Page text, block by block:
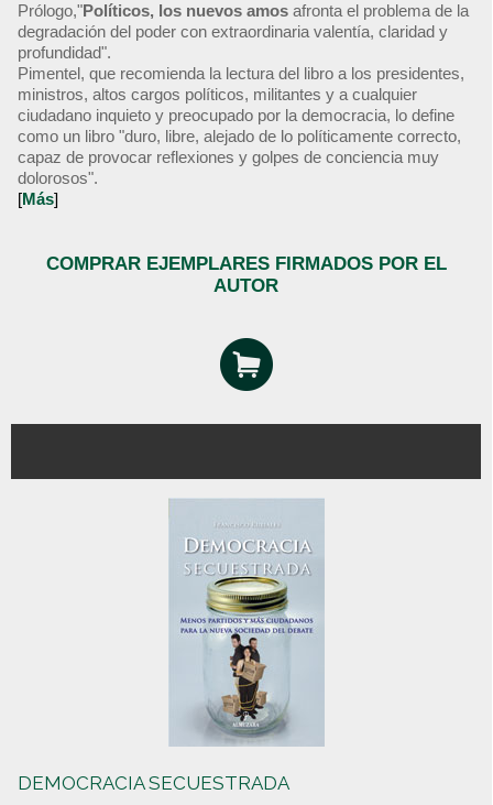
Prólogo,"Políticos, los nuevos amos afronta el problema de la
degradación del poder con extraordinaria valentía, claridad y
profundidad".
Pimentel, que recomienda la lectura del libro a los presidentes,
ministros, altos cargos políticos, militantes y a cualquier
ciudadano inquieto y preocupado por la democracia, lo define
como un libro "duro, libre, alejado de lo políticamente correcto,
capaz de provocar reflexiones y golpes de conciencia muy
dolorosos".
[Más]
COMPRAR EJEMPLARES FIRMADOS POR EL
AUTOR
DEMOCRACIA SECUESTRADA